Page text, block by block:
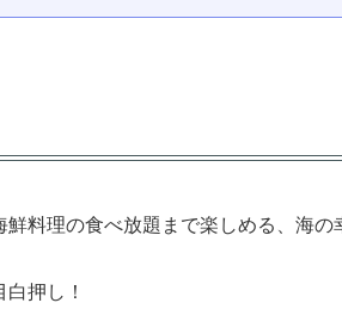
料理の食べ放題まで楽しめる、海の
押し！